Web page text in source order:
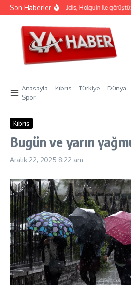
İçeriğe atla
Son HaberlerHristodulidis, Holguin ile görüştü:
Anasayfa Kıbrıs Türkiye Dünya
Spor
Kıbrıs
Bugün ve yarın
Aralık 22, 2025 8:22 am